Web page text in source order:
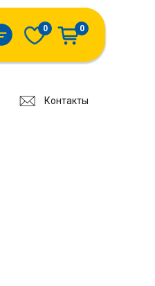
0
0
Контакты